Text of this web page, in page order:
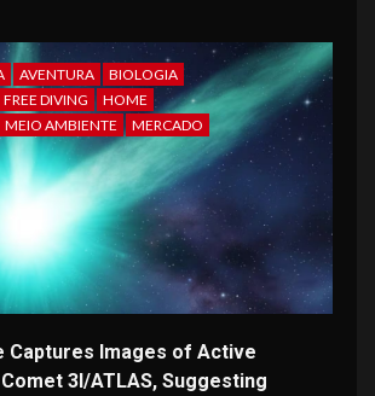
AVENTURA
BIOLOGIA
FREE DIVING
HOME
MEIO AMBIENTE MERCADO
Captures Images of Active
3I/ATLAS, Suggesting